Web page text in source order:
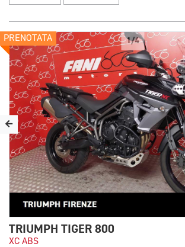
PRENOTATA 1/4
TRIUMPH TIGER 800
XC ABS